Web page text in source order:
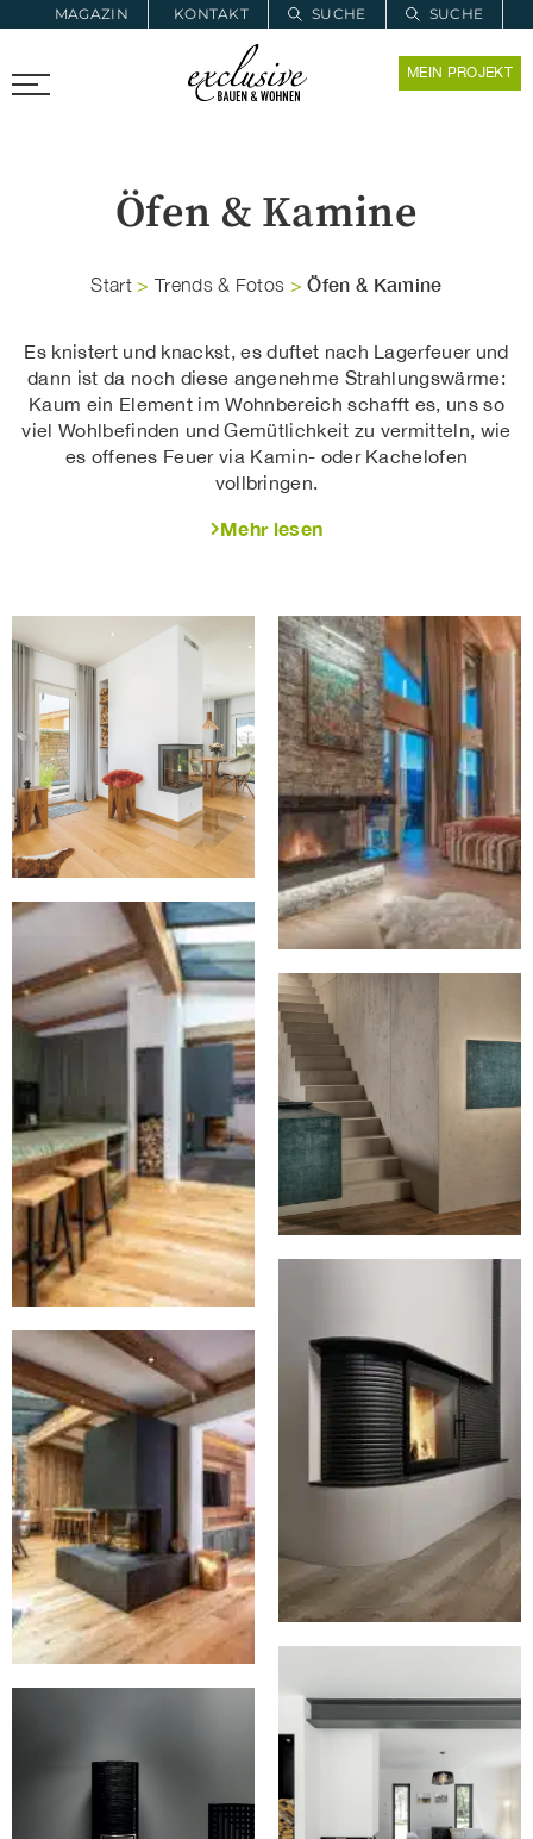
MAGAZIN KONTAKT SUCHE
SUCHE
PROARCHITEC PROINSTALL MEIN PROJEKT
Öfen & Kamine
Start > Trends & Fotos >Öfen & Kamine
Es knistert und knackst, es duftet nach Lagerfeuer und
dann ist da noch diese angenehme Strahlungswärme:
Kaum ein Element im Wohnbereich schafft es, uns so
viel Wohlbefinden und Gemütlichkeit zu vermitteln, wie
es offenes Feuer via Kamin- oder Kachelofen
vollbringen.
Mehr lesen